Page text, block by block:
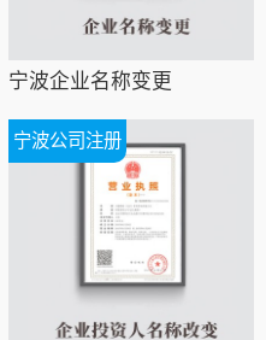
宁波企业名称变更
宁波公司注册